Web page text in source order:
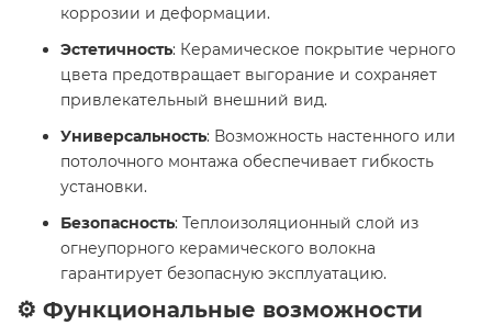
коррозии и деформации.
Эстетичность: Керамическое покрытие черного
цвета предотвращает выгорание и сохраняет
привлекательный внешний вид.
Универсальность: Возможность настенного или
потолочного монтажа обеспечивает гибкость
установки.
Безопасность: Теплоизоляционный слой из
огнеупорного керамического волокна
гарантирует безопасную эксплуатацию.
⚙️ Функциональные возможности